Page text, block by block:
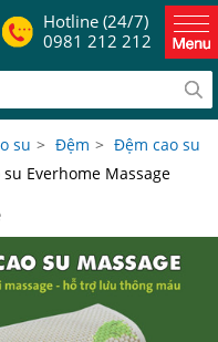
Hotline (24/7)
0981 212 212
su > Đệm > Đệm cao su
Everhome Massage